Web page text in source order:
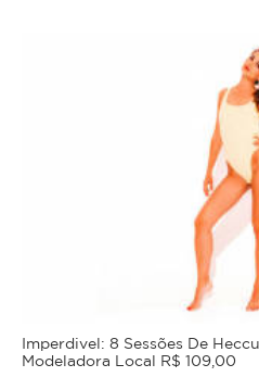
Imperdivel: 8 Sessões De
Modeladora Local R$ 109,00